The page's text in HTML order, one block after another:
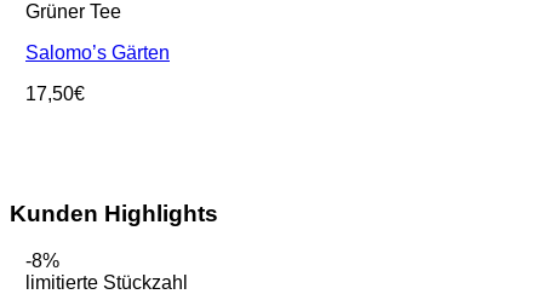
Grüner Tee
Salomo’s Gärten
17,50€
Kunden Highlights
-8%
limitierte Stückzahl